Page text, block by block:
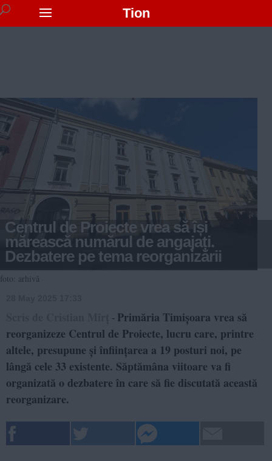
Tion
Centrul de Proiecte vrea să își
mărească numărul de angajați.
Dezbatere pe tema reorganizării
foto: arhivă
- Primăria Timișoara vrea să
reorganizeze Centrul de Proiecte, lucru care, printre
altele, presupune și înființarea a 19 posturi noi, pe
lângă cele 33 existente. Săptămâna viitoare va fi
organizată o dezbatere în care să fie discutată această
reorganizare.